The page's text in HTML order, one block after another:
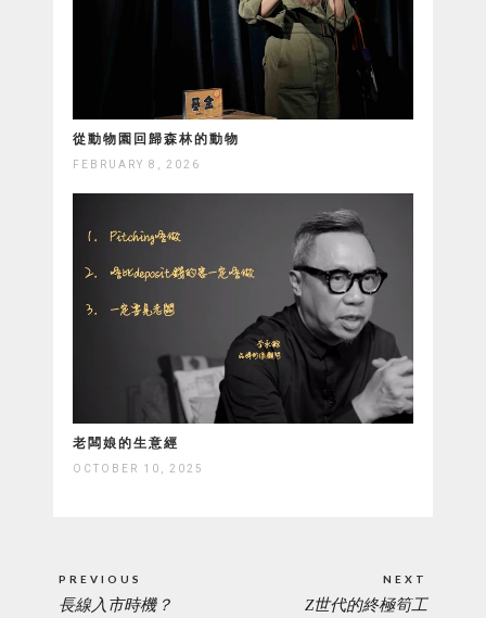
從動物園回歸森林的動物
FEBRUARY 8, 2026
老闆娘的生意經
OCTOBER 10, 2025
navigation
PREVIOUS
PREVIOUS
長線入市時機？
NEXT
NEXT
Z世代的終極筍工